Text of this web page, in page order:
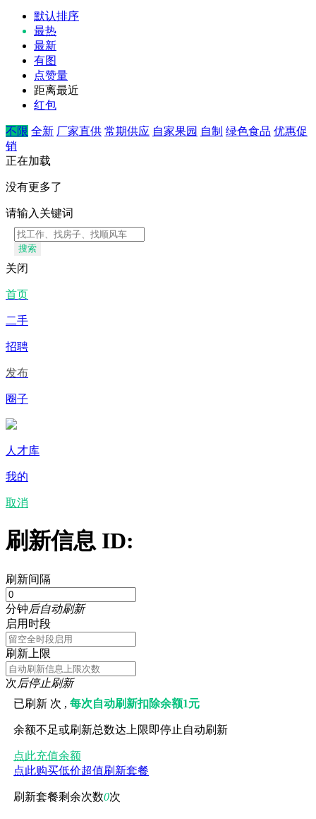
默认排序
最热
最新
有图
点赞量
距离最近
红包
不限 全新 厂家直供 常期供应 自家果园 自制 绿色食品 优惠促
销
正在加载
没有更多了
请输入关键词
搜索
关闭
首页
二手
招聘
发布
圈子
人才库
我的
取消
刷新信息 ID:
刷新间隔
分钟后自动刷新
启用时段
刷新上限
次后停止刷新
已刷新 次 ,每次自动刷新扣除余额1元
余额不足或刷新总数达上限即停止自动刷新
点此充值余额
点此购买低价超值刷新套餐
刷新套餐剩余次数0次